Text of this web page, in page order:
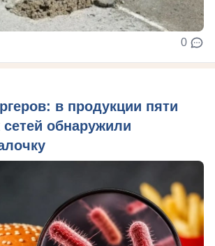
0
в продукции пяти
обнаружили